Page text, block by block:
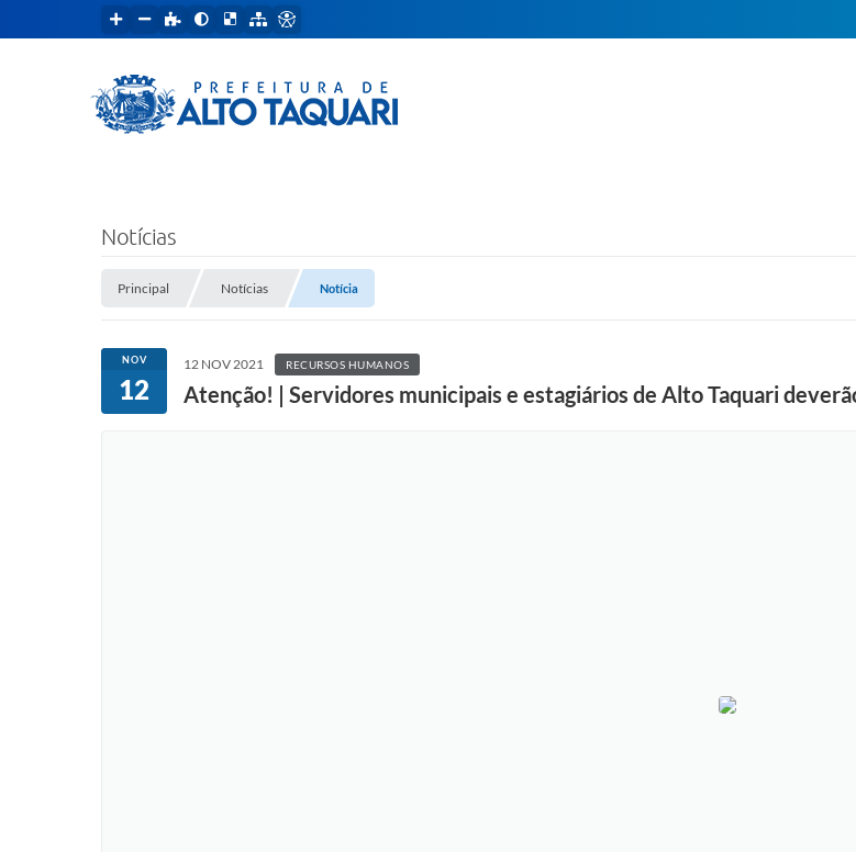
Notícias
Principal Notícias Notícia
NOV
12
12 NOV 2021 RECURSOS HUMANOS
Atenção! | Servidores municipais e estagiários de Alto Taquari